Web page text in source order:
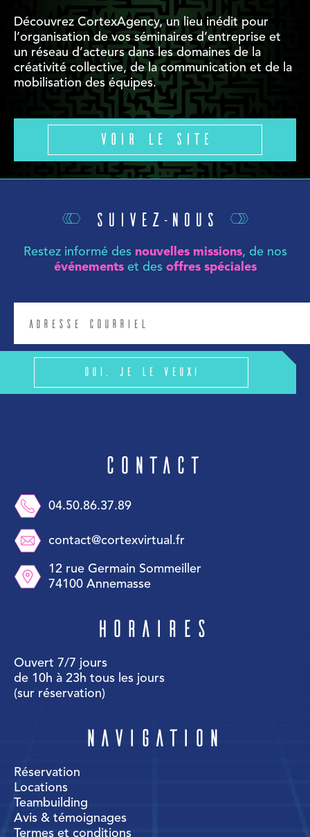
Découvrez CortexAgency, un lieu inédit pour
l’organisation de vos séminaires d’entreprise et
un réseau d’acteurs dans les domaines de la
créativité collective, de la communication et de la
mobilisation des équipes.
Voir le site
Suivez-nous
Restez informé des nouvelles missions, de nos
événementset des offres spéciales
Oui, je le veux!
Contact
04.50.86.37.89
contact@cortexvirtual.fr
12 rue Germain Sommeiller
74100 Annemasse
Horaires
Ouvert 7/7 jours
de 10h à 23h tous les jours
(sur réservation)
Navigation
Réservation
Locations
Teambuilding
Avis & témoignages
Termes et conditions